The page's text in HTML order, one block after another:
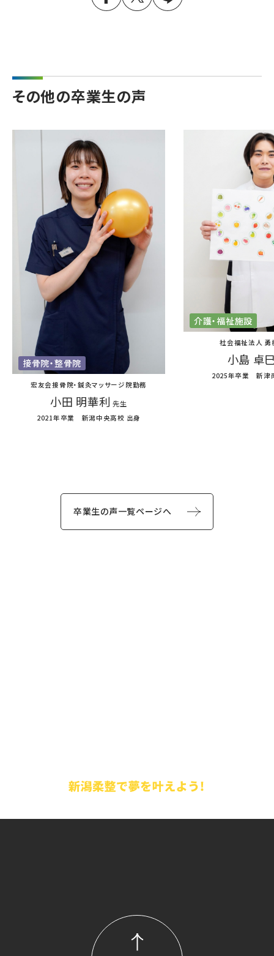
その他の卒業生の声
接骨院・整骨院
宏友会接骨院・鍼灸マッサージ院勤務
小田 明華利 先生
2021年卒業 新潟中央高校 出身
介護・福祉施設
社会福祉法人 勇
小島 卓
2025年卒業 新津
卒業生の声一覧ページへ